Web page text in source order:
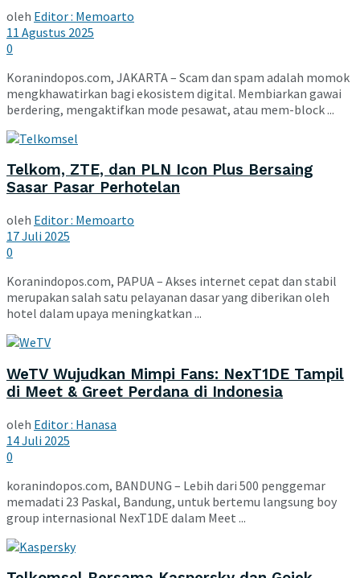
oleh Editor : Memoarto
11 Agustus 2025
0
Koranindopos.com, JAKARTA – Scam dan spam adalah momok
mengkhawatirkan bagi ekosistem digital. Membiarkan gawai
berdering, mengaktifkan mode pesawat, atau mem-block ...
Telkom, ZTE, dan PLN Icon Plus Bersaing
Sasar Pasar Perhotelan
oleh Editor : Memoarto
17 Juli 2025
0
Koranindopos.com, PAPUA – Akses internet cepat dan stabil
merupakan salah satu pelayanan dasar yang diberikan oleh
hotel dalam upaya meningkatkan ...
WeTV Wujudkan Mimpi Fans: NexT1DE Tampil
di Meet & Greet Perdana di Indonesia
oleh Editor : Hanasa
14 Juli 2025
0
koranindopos.com, BANDUNG – Lebih dari 500 penggemar
memadati 23 Paskal, Bandung, untuk bertemu langsung boy
group internasional NexT1DE dalam Meet ...